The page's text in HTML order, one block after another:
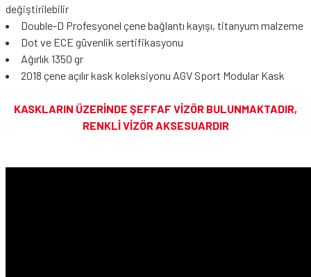
değiştirilebilir
Double-D Profesyonel çene bağlantı kayışı, titanyum malzeme
Dot ve ECE güvenlik sertifikasyonu
Ağırlık 1350 gr
2018 çene açılır kask koleksiyonu AGV Sport Modular Kask
KASKLARIN ÜZERİNDE ŞEFFAF VİZÖR BULUNMAKTADIR,
RENKLİ VİZÖR AKSESUARDIR